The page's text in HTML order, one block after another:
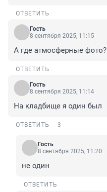
ОТВЕТИТЬ
Гость
8 сентября 2025, 11:15
А где атмосферные фото?
ОТВЕТИТЬ
Гость
8 сентября 2025, 11:14
На кладбище я один был
ОТВЕТИТЬ 3
Гость
8 сентября 2025, 11:20
не один
ОТВЕТИТЬ